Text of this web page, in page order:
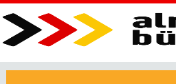
Ana
içeriğe